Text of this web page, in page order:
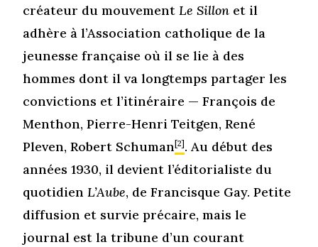
créateur du mouvementLe Sillon et il
adhère à l’Association catholique de la
jeunesse française où il se lie à des
hommes dont il va longtemps partager les
convictions et l’itinéraire — François de
Menthon, Pierre-Henri Teitgen, René
Pleven, Robert Schuman[2]. Au début des
années 1930, il devient l’éditorialiste du
quotidienL’Aube, de Francisque Gay. Petite
diffusion et survie précaire, mais le
journal est la tribune d’un courant